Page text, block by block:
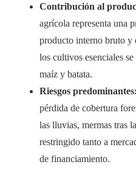
Contribución al
agrícola representa una
producto interno bruto y
los cultivos esenciales
maíz y batata.
Riesgos predominantes:
pérdida de cobertura
las lluvias, mermas tras
restringido tanto a
de financiamiento.